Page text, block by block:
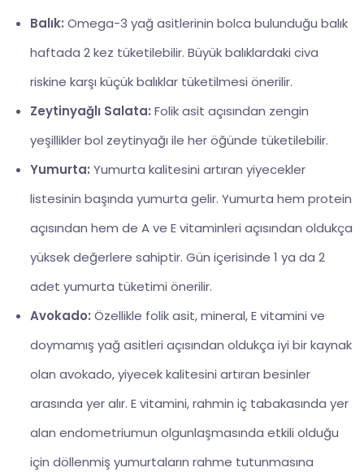
Balık: Omega-3 yağ asitlerinin bolca bulunduğu balık
haftada 2 kez tüketilebilir. Büyük balıklardaki civa
riskine karşı küçük balıklar tüketilmesi önerilir.
Zeytinyağlı Salata: Folik asit açısından zengin
yeşillikler bol zeytinyağı ile her öğünde tüketilebilir.
Yumurta: Yumurta kalitesini artıran yiyecekler
listesinin başında yumurta gelir. Yumurta hem protein
açısından hem de A ve E vitaminleri açısından oldukça
yüksek değerlere sahiptir. Gün içerisinde 1 ya da 2
adet yumurta tüketimi önerilir.
Avokado: Özellikle folik asit, mineral, E vitamini ve
doymamış yağ asitleri açısından oldukça iyi bir kaynak
olan avokado, yiyecek kalitesini artıran besinler
arasında yer alır. E vitamini, rahmin iç tabakasında yer
alan endometriumun olgunlaşmasında etkili olduğu
için döllenmiş yumurtaların rahme tutunmasına